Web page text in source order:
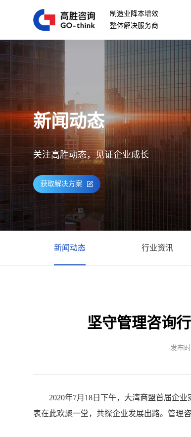
制造业降本增效
整体解决服务商
新闻动态
关注高胜动态，见证企业成长
获取解决方案
新闻动态 行业资讯
坚守管理咨询
发布
2020年7月18日下午，大湾商盟首届企业
表在此欢聚一堂，共探企业发展出路。管理